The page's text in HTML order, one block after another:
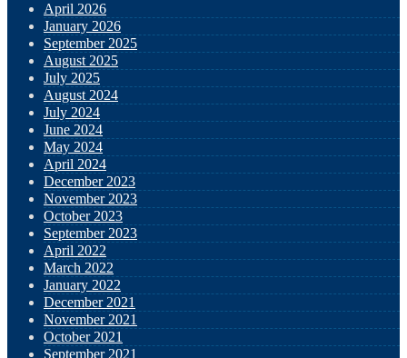
April 2026
January 2026
September 2025
August 2025
July 2025
August 2024
July 2024
June 2024
May 2024
April 2024
December 2023
November 2023
October 2023
September 2023
April 2022
March 2022
January 2022
December 2021
November 2021
October 2021
September 2021